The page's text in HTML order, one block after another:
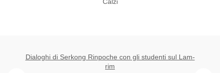
Dialoghi di Serkong Rinpoche con gli studenti sul Lam-
rim